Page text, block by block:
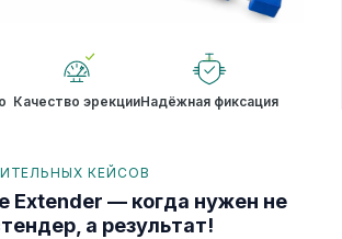
Качество эрекцииНадёжная фиксация
КЕЙСОВ
Extender — когда нужен не
а результат!